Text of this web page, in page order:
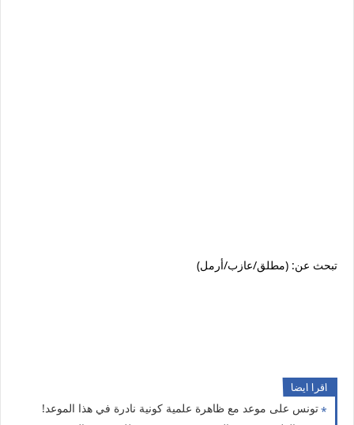
تبحث عن: (مطلق/عازب/أرمل)
اقرا ايضا
تونس على موعد مع ظاهرة علمية كونية نادرة في هذا الموعد!